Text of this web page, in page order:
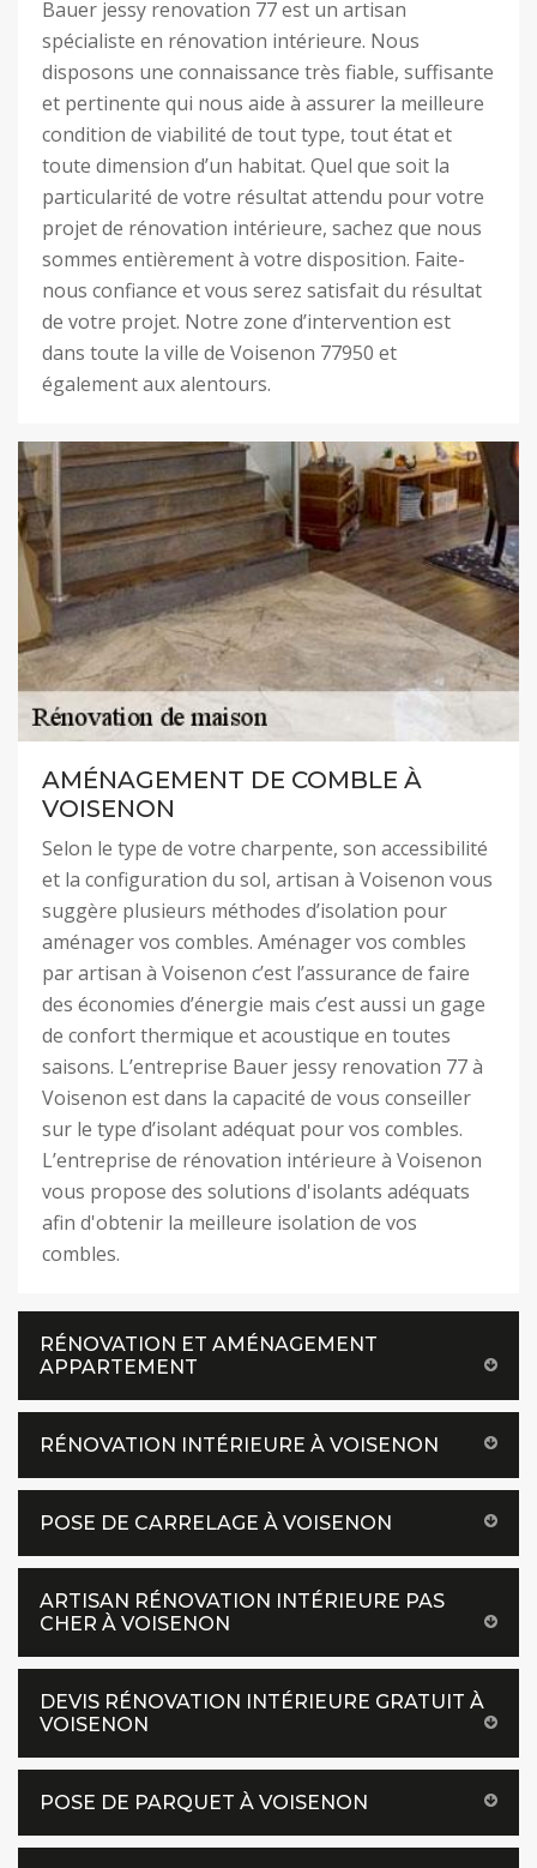
Bauer jessy renovation 77 est un artisan
spécialiste en rénovation intérieure. Nous
disposons une connaissance très fiable, suffisante
et pertinente qui nous aide à assurer la meilleure
condition de viabilité de tout type, tout état et
toute dimension d’un habitat. Quel que soit la
particularité de votre résultat attendu pour votre
projet de rénovation intérieure, sachez que nous
sommes entièrement à votre disposition. Faite-
nous confiance et vous serez satisfait du résultat
de votre projet. Notre zone d’intervention est
dans toute la ville de Voisenon 77950 et
également aux alentours.
AMÉNAGEMENT DE COMBLE À
VOISENON
Selon le type de votre charpente, son accessibilité
et la configuration du sol, artisan à Voisenon vous
suggère plusieurs méthodes d’isolation pour
aménager vos combles. Aménager vos combles
par artisan à Voisenon c’est l’assurance de faire
des économies d’énergie mais c’est aussi un gage
de confort thermique et acoustique en toutes
saisons. L’entreprise Bauer jessy renovation 77 à
Voisenon est dans la capacité de vous conseiller
sur le type d’isolant adéquat pour vos combles.
L’entreprise de rénovation intérieure à Voisenon
vous propose des solutions d'isolants adéquats
afin d'obtenir la meilleure isolation de vos
combles.
RÉNOVATION ET AMÉNAGEMENT
APPARTEMENT
RÉNOVATION INTÉRIEURE À VOISENON
POSE DE CARRELAGE À VOISENON
ARTISAN RÉNOVATION INTÉRIEURE PAS
CHER À VOISENON
DEVIS RÉNOVATION INTÉRIEURE GRATUIT À
VOISENON
POSE DE PARQUET À VOISENON